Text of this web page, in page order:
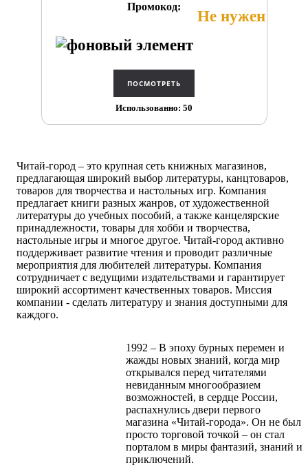
Промокод:
Не нужен
Использованно: 50
Читай-город – это крупная сеть книжных магазинов,
предлагающая широкий выбор литературы, канцтоваров,
товаров для творчества и настольных игр. Компания
предлагает книги разных жанров, от художественной
литературы до учебных пособий, а также канцелярские
принадлежности, товары для хобби и творчества,
настольные игры и многое другое. Читай-город активно
поддерживает развитие чтения и проводит различные
мероприятия для любителей литературы. Компания
сотрудничает с ведущими издательствами и гарантирует
широкий ассортимент качественных товаров. Миссия
компании - сделать литературу и знания доступными для
каждого.
1992 – В эпоху бурных перемен и
жажды новых знаний, когда мир
открывался перед читателями
невиданным многообразием
возможностей, в сердце России,
распахнулись двери первого
магазина «Читай-города». Он не был
просто торговой точкой – он стал
порталом в миры фантазий, знаний и
приключений.